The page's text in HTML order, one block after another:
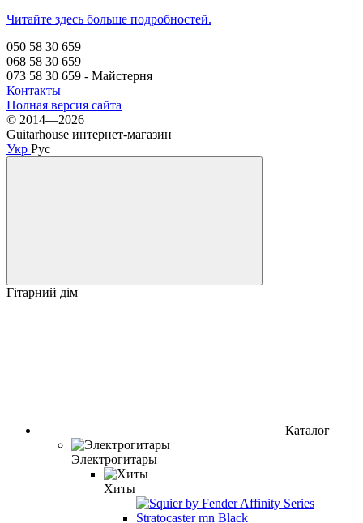
Читайте здесь больше подробностей.
050 58 30 659
068 58 30 659
073 58 30 659 - Майстерня
Контакты
Полная версия сайта
© 2014—2026
Guitarhouse интернет-магазин
Укр Рус
Гітарний дім
Каталог
Электрогитары
Хиты